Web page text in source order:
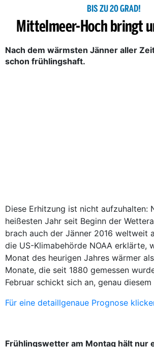
BIS ZU 20 GRAD!
Mittelmeer-Hoch bringt
Nach dem wärmsten Jänner aller
schon frühlingshaft.
Diese Erhitzung ist nicht aufzuhalten:
heißesten Jahr seit Beginn der
brach auch der Jänner 2016 weltweit
die US-Klimabehörde NOAA erklärte,
Monat des heurigen Jahres wärmer
Monate, die seit 1880 gemessen
Februar schickt sich an, genau
Für eine detaillgenaue Prognose
Frühlingswetter am Montag hält nur